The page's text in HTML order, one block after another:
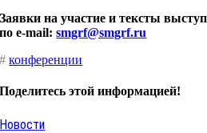
Заявки на участие и тексты
по e-mail:smgrf@smgrf.ru
# конференции
Поделитесь этой информацией!
Новости